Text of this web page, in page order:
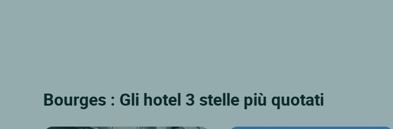
Bourges : Gli hotel 3 stelle più quotati